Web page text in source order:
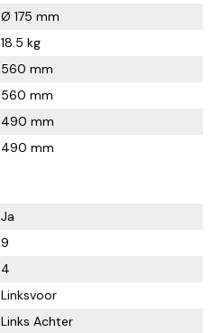
Ø 175 mm
18.5 kg
560 mm
560 mm
490 mm
490 mm
Ja
9
4
Linksvoor
Links Achter